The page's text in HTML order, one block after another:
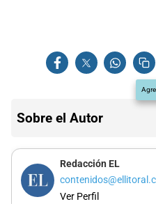
Sobre el Autor
Redacción EL
Ver Perfil